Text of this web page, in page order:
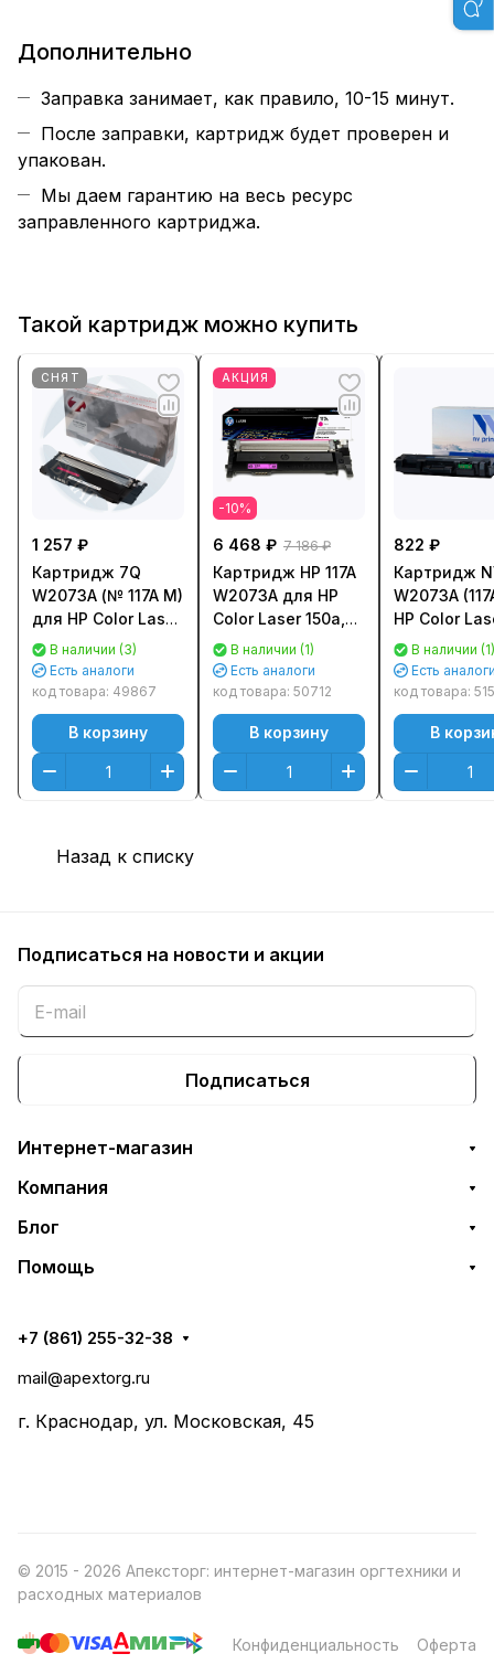
Дополнительно
Заправка занимает, как правило, 10-15 минут.
После заправки, картридж будет проверен и
упакован.
Мы даем гарантию на весь ресурс
заправленного картриджа.
Такой картридж можно купить
СНЯТ
1 257 ₽
Картридж 7Q
W2073A (№ 117A M)
для HP Color Laser
150, MFP 178, 179
(700стр.)
Пурпурный
(Magenta) - без
чипа
В наличии (3)
Есть аналоги
код товара: 49867
В корзину
АКЦИЯ
-10%
6 468 ₽ 7 186 ₽
Картридж HP 117A
W2073A для HP
Color Laser 150a,
150nw, MFP 178nw,
MFP 179fnw
(700стр.)
Пурпурный
(Magenta) - с
чипом,
оригинальный
В наличии (1)
Есть аналоги
код товара: 50712
В корзину
822 ₽
Картридж
W2073A
HP Color
MFP 178/ 179
(700стр.)
Пурпурный
(Magenta)
В наличии (1)
Есть
код товара:
В
Назад к списку
Подписаться на новости и акции
Подписаться
Интернет-магазин
Компания
Блог
Помощь
+7 (861) 255-32-38
mail@apextorg.ru
г. Краснодар, ул. Московская, 45
© 2015 - 2026 Апексторг: интернет-магазин оргтехники и
расходных материалов
Конфиденциальность Оферта